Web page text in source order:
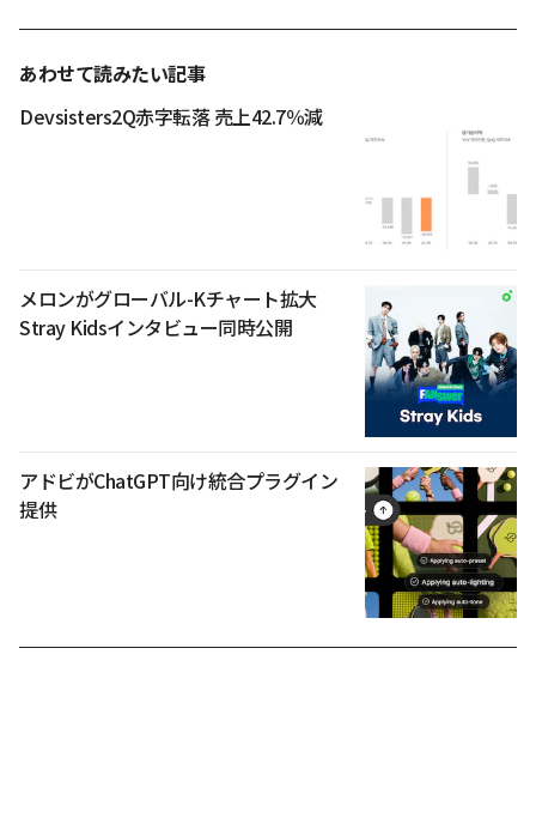
あわせて読みたい記事
Devsisters2Q赤字転落 売上42.7％減
メロンがグローバル-Kチャート拡大
Stray Kidsインタビュー同時公開
アドビがChatGPT向け統合プラグイン
提供